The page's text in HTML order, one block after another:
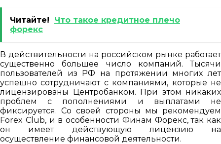
Читайте!
Что такое кредитное плечо
форекс
В действительности на российском рынке работает
существенно большее число компаний. Тысячи
пользователей из РФ на протяжении многих лет
успешно сотрудничают с компаниями, которые не
лицензированы Центробанком. При этом никаких
проблем с пополнениями и выплатами не
фиксируется. Со своей стороны мы рекомендуем
Forex Club, и в особенности Финам Форекс, так как
он имеет действующую лицензию на
осуществление финансовой деятельности.